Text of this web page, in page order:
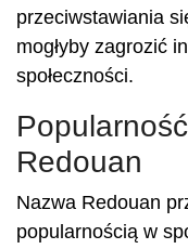
przeciwstawiania
mogłyby zagrozić
społeczności.
Redouan
Nazwa Redouan
popularnością w